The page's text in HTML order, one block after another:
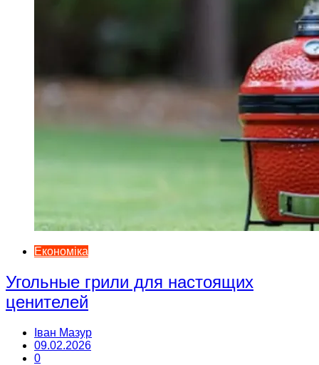
Економіка
Угольные грили для настоящих
ценителей
Іван Мазур
09.02.2026
0